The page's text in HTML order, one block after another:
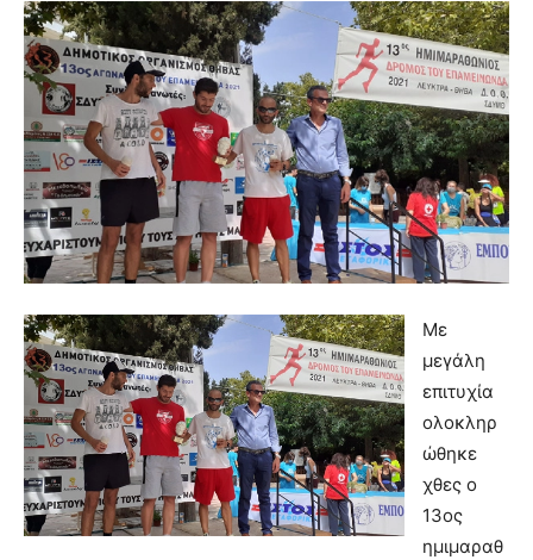
Με
μεγάλη
επιτυχία
ολοκληρ
ώθηκε
χθες ο
13ος
ημιμαραθ